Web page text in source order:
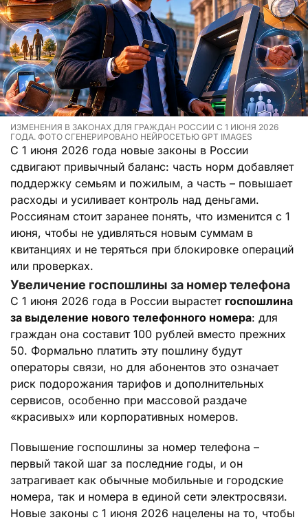
ИЗМЕНЕНИЯ В ЗАКОНАХ ДЛЯ ГРАЖДАН РОССИИ С 1 ИЮНЯ 2026
ГОДА. ФОТО СГЕНЕРИРОВАНО НЕЙРОСЕТЬЮ GPT IMAGES
С 1 июня 2026 года новые законы в России
сдвигают привычный баланс: часть норм добавляет
поддержку семьям и пожилым, а часть – повышает
расходы и усиливает контроль над деньгами.
Россиянам стоит заранее понять, что изменится с 1
июня, чтобы не удивляться новым суммам в
квитанциях и не теряться при блокировке операций
или проверках.
Увеличение госпошлины за номер телефона
С 1 июня 2026 года в России вырастет госпошлина
за выделение нового телефонного номера: для
граждан она составит 100 рублей вместо прежних
50. Формально платить эту пошлину будут
операторы связи, но для абонентов это означает
риск подорожания тарифов и дополнительных
сервисов, особенно при массовой раздаче
«красивых» или корпоративных номеров.
Повышение госпошлины за номер телефона –
первый такой шаг за последние годы, и он
затрагивает как обычные мобильные и городские
номера, так и номера в единой сети электросвязи.
Новые законы с 1 июня 2026 нацелены на то, чтобы